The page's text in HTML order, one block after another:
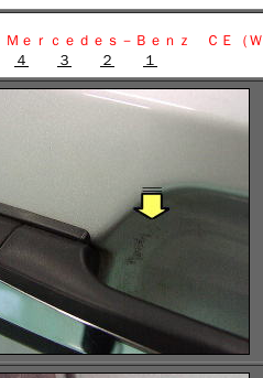
Ｍｅｒｃｅｄｅｓ－Ｂｅｎｚ ＣＥ（Ｗ
４ ３ ２ １